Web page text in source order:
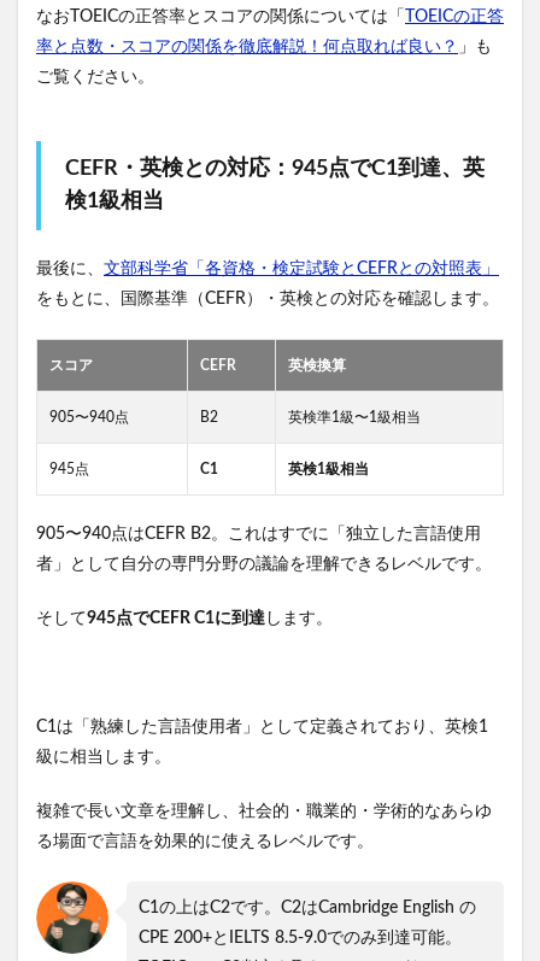
なおTOEICの正答率とスコアの関係については「
TOEICの正答
率と点数・スコアの関係を徹底解説！何点取れば良い？ 」も
ご覧ください。
CEFR・英検との対応：945点でC1到達、英
検1級相当
最後に、 文部科学省「各資格・検定試験とCEFRとの対照表」
をもとに、国際基準（CEFR）・英検との対応を確認します。
スコア CEFR 英検換算
905〜940点 B2 英検準1級〜1級相当
945点 C1 英検1級相当
905〜940点はCEFR B2。これはすでに「独立した言語使用
者」として自分の専門分野の議論を理解できるレベルです。
そして945点でCEFR C1に到達 します。
C1は「熟練した言語使用者」として定義されており、英検1
級に相当します。
複雑で長い文章を理解し、社会的・職業的・学術的なあらゆ
る場面で言語を効果的に使えるレベルです。
C1の上はC2です。C2はCambridge English の
CPE 200+とIELTS 8.5-9.0でのみ到達可能。